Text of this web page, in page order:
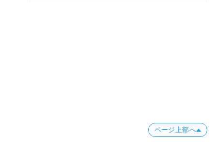
ページ上部へ